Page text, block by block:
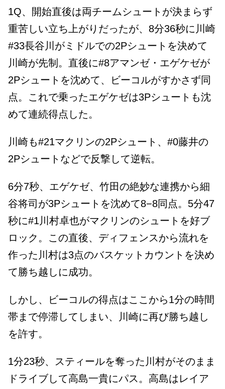
1Q、開始直後は両チームシュートが決まらず
重苦しい立ち上がりだったが、8分36秒に川崎
#33長谷川がミドルでの2Pシュートを決めて
川崎が先制。直後に#8アマンゼ・エゲケゼが
2Pシュートを沈めて、ビーコルがすかさず同
点。これで乗ったエゲケゼは3Pシュートも沈
めて連続得点した。
川崎も#21マクリンの2Pシュート、#0藤井の
2Pシュートなどで反撃して逆転。
6分7秒、エゲケゼ、竹田の絶妙な連携から細
谷将司が3Pシュートを沈めて8−8同点。5分47
秒に#1川村卓也がマクリンのシュートを好ブ
ロック。この直後、ディフェンスから流れを
作った川村は3点のバスケットカウントを決め
て勝ち越しに成功。
しかし、ビーコルの得点はここから1分の時間
帯まで停滞してしまい、川崎に再び勝ち越し
を許す。
1分23秒、スティールを奪った川村がそのまま
ドライブして高島一貴にパス。高島はレイア